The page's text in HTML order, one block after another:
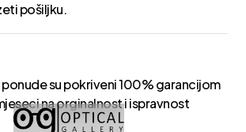
pošiljku.
ponude su pokriveni 100% garancijom
na orginalnost i ispravnost